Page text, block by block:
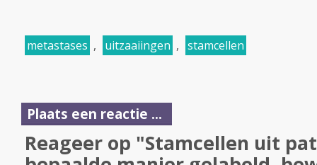
metastases , uitzaaiingen , stamcellen
Plaats een reactie ...
Reageer op "Stamcellen uit